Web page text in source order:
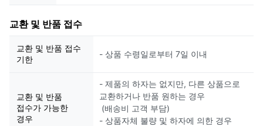
교환 및 반품 접수
교환 및 반품 접수
기한
- 상품 수령일로부터 7일 이내
교환 및 반품
접수가 가능한
경우
- 제품의 하자는 없지만, 다른 상품으로
교환하거나 반품 원하는 경우
(배송비 고객 부담)
- 상품자체 불량 및 하자에 의한 경우